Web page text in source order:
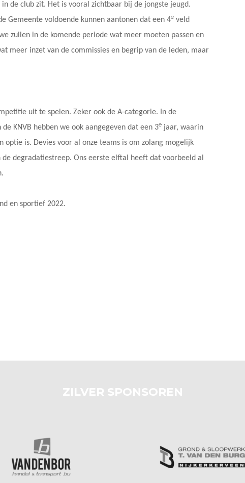
de club zit. Het is vooral zichtbaar bij de jongste jeugd.
Gemeente voldoende kunnen aantonen dat een 4e veld
zullen in de komende periode wat meer moeten passen en
meer inzet van de commissies en begrip van de leden, maar
uit te spelen. Zeker ook de A-categorie. In de
KNVB hebben we ook aangegeven dat een 3e jaar, waarin
is. Devies voor al onze teams is om zolang mogelijk
degradatiestreep. Ons eerste elftal heeft dat voorbeeld al
en sportief 2022.
ZILVER SPONSOREN